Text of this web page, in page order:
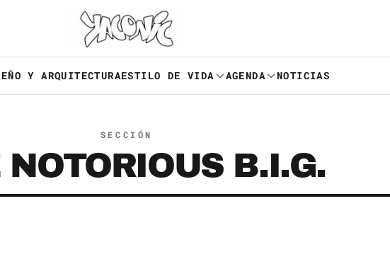
Y ARQUITECTURAESTILO DE VIDA AGENDA NOTICIAS
SECCIÓN
NOTORIOUS B.I.G.